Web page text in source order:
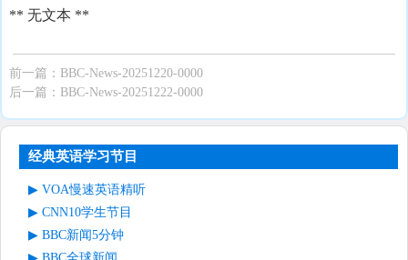
** 无文本 **
前一篇： BBC-News-20251220-0000
后一篇： BBC-News-20251222-0000
经典英语学习节目
VOA慢速英语精听
CNN10学生节目
BBC新闻5分钟